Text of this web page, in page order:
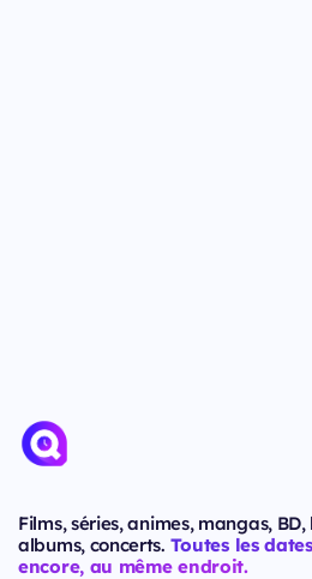
Films, séries, animes, mangas,
albums, concerts. Toutes les
encore, au même endroit.